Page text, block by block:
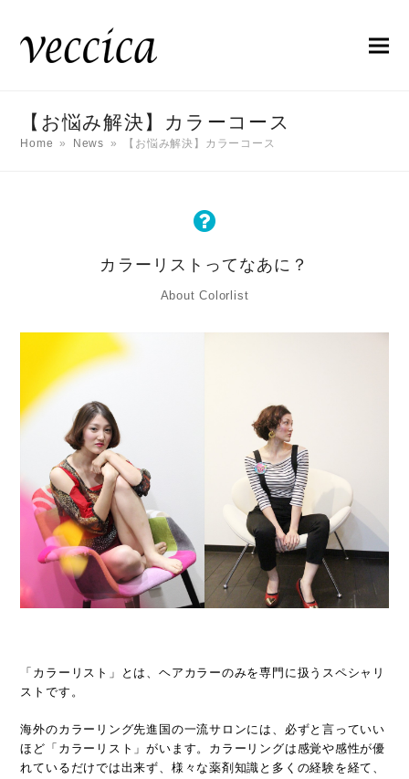
【お悩み解決】カラーコース
Home » News » 【お悩み解決】カラーコース
カラーリストってなあに？
About Colorlist
「カラーリスト」とは、ヘアカラーのみを専門に扱うスペシャリ
ストです。
海外のカラーリング先進国の一流サロンには、必ずと言っていい
ほど「カラーリスト」がいます。カラーリングは感覚や感性が優
れているだけでは出来ず、様々な薬剤知識と多くの経験を経て、